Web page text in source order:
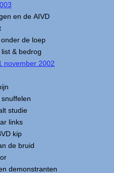
en de AIVD
de loep
list & bedrog
november 2002
studie
links
kip
de bruid
demonstranten